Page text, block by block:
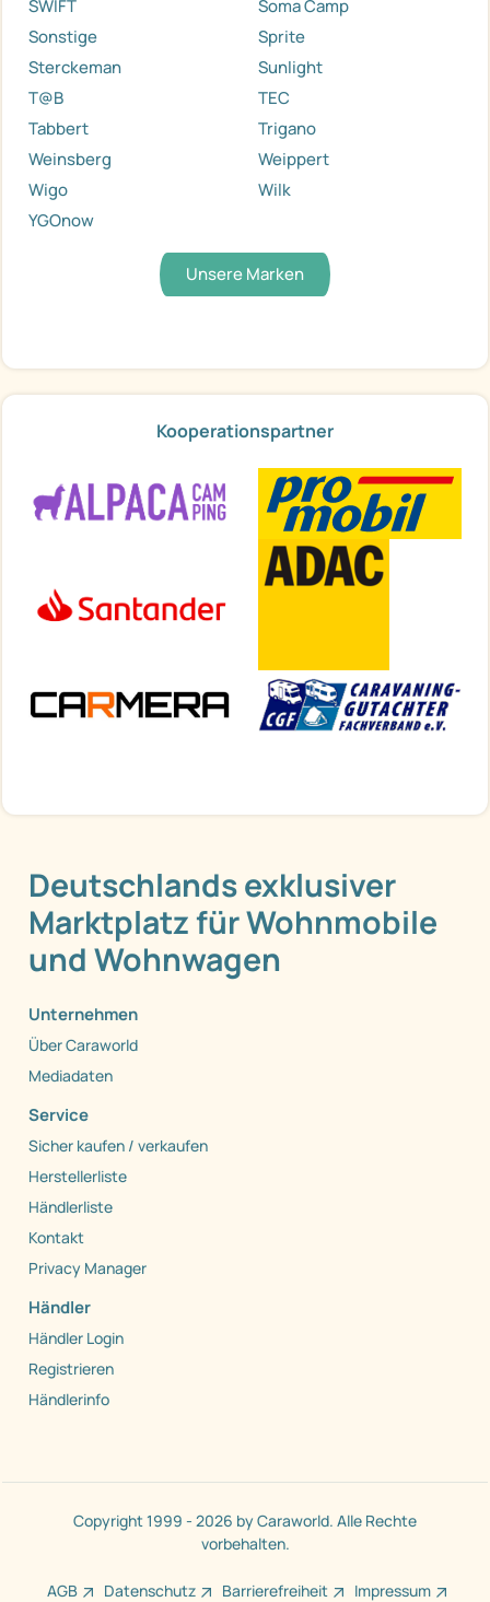
SWIFT
Soma Camp
Sonstige
Sprite
Sterckeman
Sunlight
T@B
TEC
Tabbert
Trigano
Weinsberg
Weippert
Wigo
Wilk
YGOnow
Unsere Marken
Kooperationspartner
Deutschlands exklusiver
Marktplatz für Wohnmobile
und Wohnwagen
Unternehmen
Über Caraworld
Mediadaten
Service
Sicher kaufen / verkaufen
Herstellerliste
Händlerliste
Kontakt
Privacy Manager
Händler
Händler Login
Registrieren
Händlerinfo
Copyright 1999 - 2026 by Caraworld. Alle Rechte
vorbehalten.
AGB Datenschutz Barrierefreiheit Impressum